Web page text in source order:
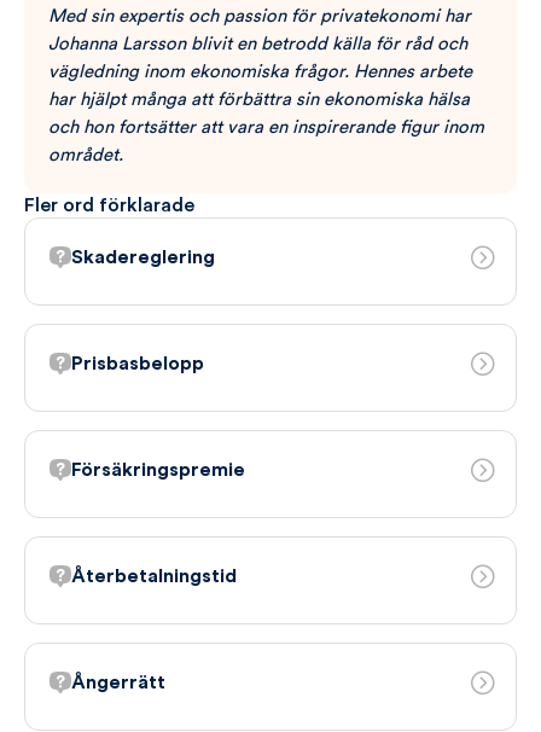
Med sin expertis och passion för privatekonomi har
Johanna Larsson blivit en betrodd källa för råd och
vägledning inom ekonomiska frågor. Hennes arbete
har hjälpt många att förbättra sin ekonomiska hälsa
och hon fortsätter att vara en inspirerande figur inom
området.
Fler ord förklarade
Skadereglering
Prisbasbelopp
Försäkringspremie
Återbetalningstid
Ångerrätt